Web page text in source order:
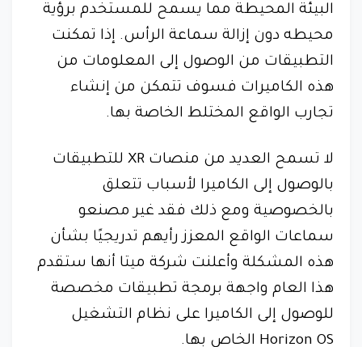
البيئة المحيطة مما يسمح للمستخدم برؤية
محيطه دون إزالة سماعة الرأس. إذا تمكنت
التطبيقات من الوصول إلى المعلومات من
هذه الكاميرات فسوف تتمكن من إنشاء
تجارب الواقع المختلط الخاصة بها.
لا تسمح العديد من منصات XR للتطبيقات
بالوصول إلى الكاميرا لأسباب تتعلق
بالخصوصية ومع ذلك فقد غير مصنعو
سماعات الواقع المعزز رأيهم تدريجيًا بشأن
هذه المشكلة وأعلنت شركة ميتا أنها ستقدم
هذا العام واجهة برمجة تطبيقات مخصصة
للوصول إلى الكاميرا على نظام التشغيل
Horizon OS الخاص بها.